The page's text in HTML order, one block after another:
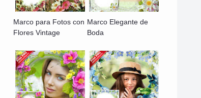
Marco para Fotos con
Flores Vintage
Marco Elegante de
Boda